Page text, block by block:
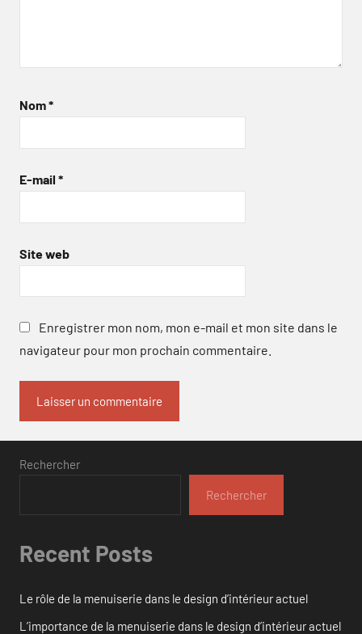
Nom*
E-mail *
Site web
Enregistrer mon nom, mon e-mail et mon site dans le
navigateur pour mon prochain commentaire.
Rechercher
Rechercher
Recent Posts
Le rôle de la menuiserie dans le design d’intérieur actuel
L’importance de la menuiserie dans le design d’intérieur actuel